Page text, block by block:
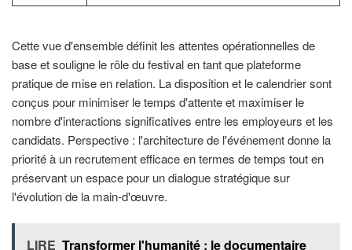
Cette vue d'ensemble définit les attentes opérationnelles de
base et souligne le rôle du festival en tant que plateforme
pratique de mise en relation. La disposition et le calendrier sont
conçus pour minimiser le temps d'attente et maximiser le
nombre d'interactions significatives entre les employeurs et les
candidats. Perspective : l'architecture de l'événement donne la
priorité à un recrutement efficace en termes de temps tout en
préservant un espace pour un dialogue stratégique sur
l'évolution de la main-d'œuvre.
LIRE Transformer l'humanité : le documentaire